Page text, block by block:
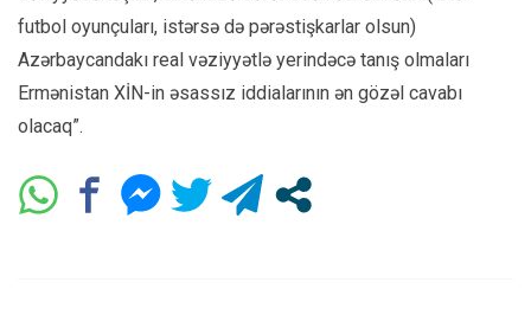
futbol oyunçuları, istərsə də pərəstişkarlar olsun)
Azərbaycandakı real vəziyyətlə yerindəcə tanış olmaları
Ermənistan XİN-in əsassız iddialarının ən gözəl cavabı
olacaq”.